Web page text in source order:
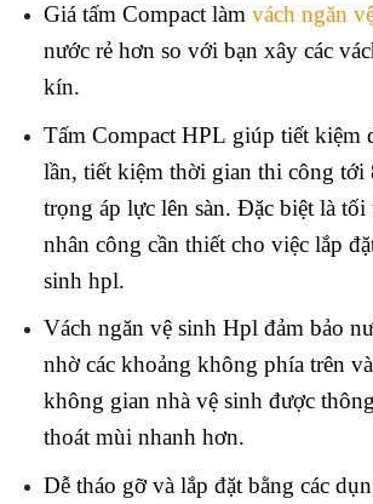
Giá tấm Compact làm vách ngăn
nước rẻ hơn so với bạn xây các
kín.
Tấm Compact HPL giúp tiết kiệm
lần, tiết kiệm thời gian thi công tới
trọng áp lực lên sàn. Đặc biệt là
nhân công cần thiết cho việc lắp
sinh hpl.
Vách ngăn vệ sinh Hpl đảm bảo
nhờ các khoảng không phía trên
không gian nhà vệ sinh được
thoát mùi nhanh hơn.
Dễ tháo gỡ và lắp đặt bằng các